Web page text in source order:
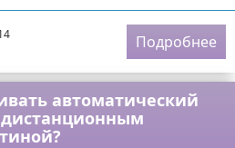
Подробнее
автоматический